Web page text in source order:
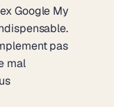
Google My
pas
mal